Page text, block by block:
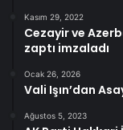
Kasım 29, 2022
Cezayir ve
zaptı imzaladı
Ocak 26, 2026
Vali Işın’dan
Ağustos 5, 2023